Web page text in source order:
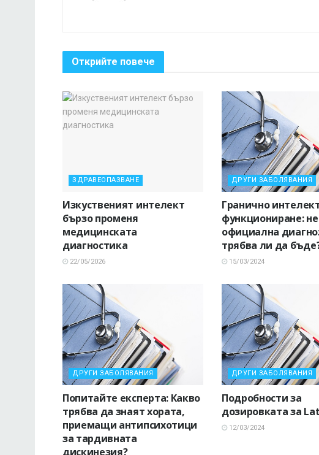
Открийте повече
ЗДРАВЕОПАЗВАНЕ
Изкуственият интелект
бързо променя
медицинската
диагностика
22/05/2026
ДРУГИ ЗАБОЛЯВАНИЯ
Гранично
функциониране:
официална
трябва ли да
15/03/2024
ДРУГИ ЗАБОЛЯВАНИЯ
Попитайте експерта: Какво
трябва да знаят хората,
приемащи антипсихотици
за тардивната
дискинезия?
ДРУГИ ЗАБОЛЯВАНИЯ
Подробности за
дозировката за
12/03/2024